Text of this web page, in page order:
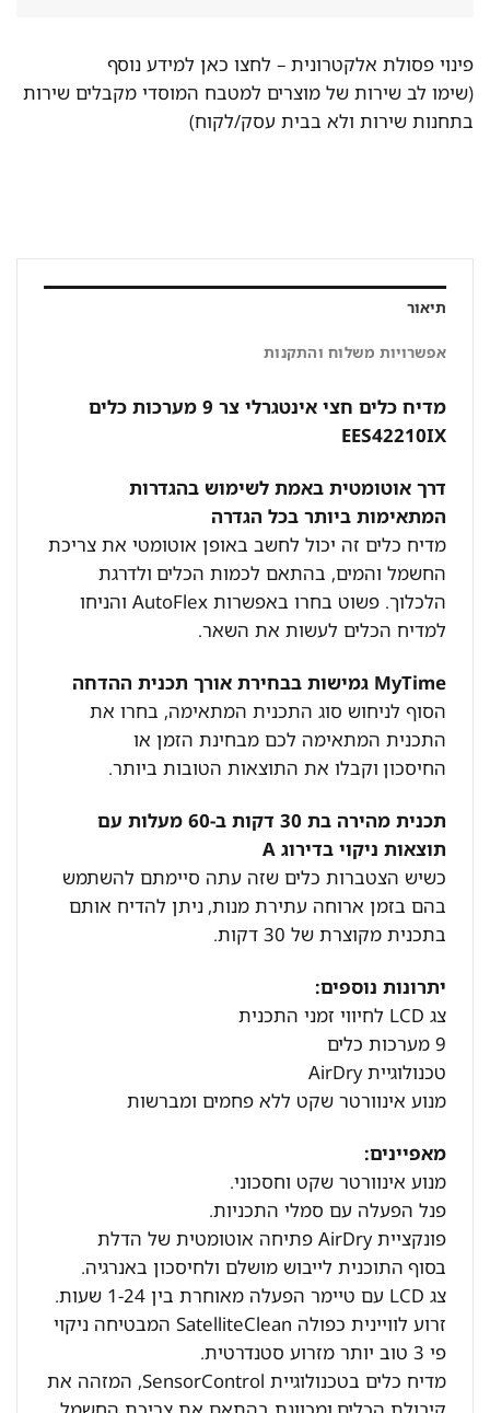
פינוי פסולת אלקטרונית –לחצו כאן למידע נוסף
(שימו לב שירות של מוצרים למטבח המוסדי מקבלים שירות
בתחנות שירות ולא בבית עסק/לקוח)
תיאור
אפשרויות משלוח והתקנות
מדיח כלים חצי אינטגרלי צר 9 מערכות כלים
EES42210IX
דרך אוטומטית באמת לשימוש בהגדרות
המתאימות ביותר בכל הגדרה
מדיח כלים זה יכול לחשב באופן אוטומטי את צריכת
החשמל והמים, בהתאם לכמות הכלים ולדרגת
הלכלוך. פשוט בחרו באפשרות AutoFlex והניחו
למדיח הכלים לעשות את השאר.
MyTime גמישות בבחירת אורך תכנית ההדחה
הסוף לניחוש סוג התכנית המתאימה, בחרו את
התכנית המתאימה לכם מבחינת הזמן או
החיסכון וקבלו את התוצאות הטובות ביותר.
תכנית מהירה בת 30 דקות ב-60 מעלות עם
תוצאות ניקוי בדירוג A
כשיש הצטברות כלים שזה עתה סיימתם להשתמש
בהם בזמן ארוחה עתירת מנות, ניתן להדיח אותם
בתכנית מקוצרת של 30 דקות.
יתרונות נוספים:
צג LCD לחיווי זמני התכנית
9 מערכות כלים
טכנולוגיית AirDry
מנוע אינוורטר שקט ללא פחמים ומברשות
מאפיינים:
מנוע אינוורטר שקט וחסכוני.
פנל הפעלה עם סמלי התכניות.
פונקציית AirDry פתיחה אוטומטית של הדלת
בסוף התוכנית לייבוש מושלם ולחיסכון באנרגיה.
צג LCD עם טיימר הפעלה מאוחרת בין 1-24 שעות.
זרוע לוויינית כפולה SatelliteClean המבטיחה ניקוי
פי 3 טוב יותר מזרוע סטנדרטית.
מדיח כלים בטכנולוגיית SensorControl, המזהה את